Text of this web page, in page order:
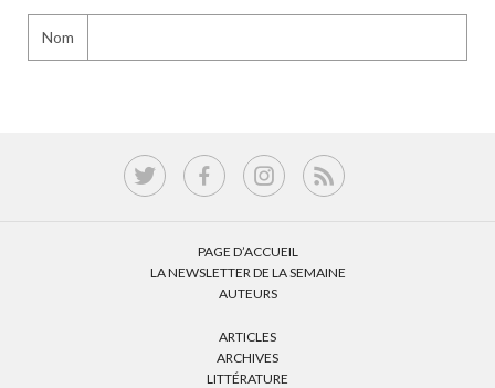
Nom
PAGE D’ACCUEIL
LA NEWSLETTER DE LA SEMAINE
AUTEURS
ARTICLES
ARCHIVES
LITTÉRATURE